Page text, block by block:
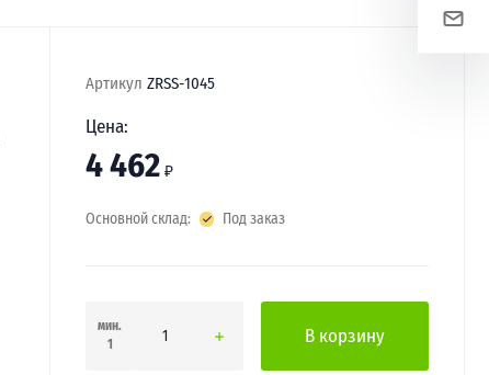
Артикул ZRSS-1045
Цена:
4 462 ₽
Основной склад: Под заказ
мин.
1
В корзину